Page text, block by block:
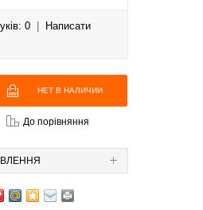
0
Написати
До порівняння